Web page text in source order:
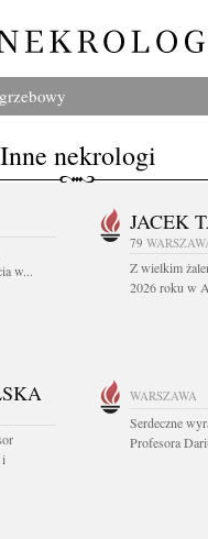
Inne nekrologi
w...
JACEK
79
Z wielkim
2026 roku w
i
WARSZAWA
Serdeczne
Profesora